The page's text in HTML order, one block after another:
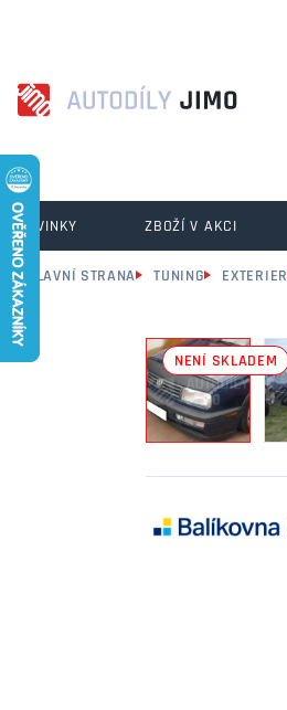
NOVINKY ZBOŽÍ V AKCI
HLAVNÍ STRANA TUNING EXTERIER
NENÍ SKLADEM